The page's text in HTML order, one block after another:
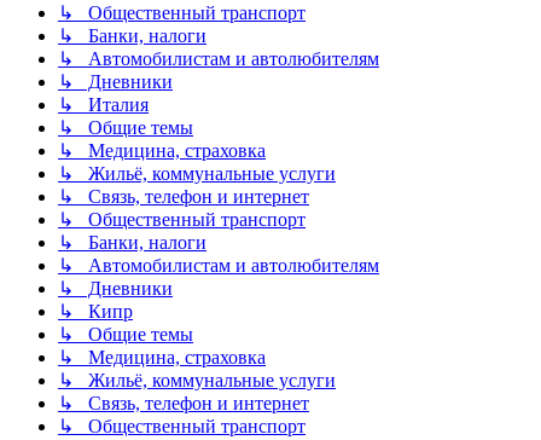
↳ Общественный транспорт
↳ Банки, налоги
↳ Автомобилистам и автолюбителям
↳ Дневники
↳ Италия
↳ Общие темы
↳ Медицина, страховка
↳ Жильё, коммунальные услуги
↳ Связь, телефон и интернет
↳ Общественный транспорт
↳ Банки, налоги
↳ Автомобилистам и автолюбителям
↳ Дневники
↳ Кипр
↳ Общие темы
↳ Медицина, страховка
↳ Жильё, коммунальные услуги
↳ Связь, телефон и интернет
↳ Общественный транспорт